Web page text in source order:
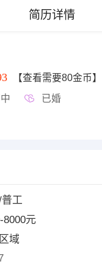
简历详情
【查看需要80金币】
已婚
工
8000元
域